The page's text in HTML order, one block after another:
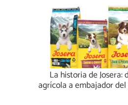
La historia de Josera:
agrícola a embajador